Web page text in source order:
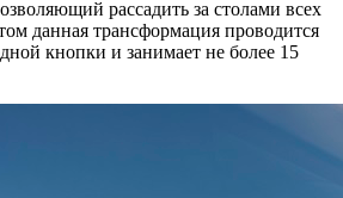
рассадить за столами всех
данная трансформация проводится
кнопки и занимает не более 15